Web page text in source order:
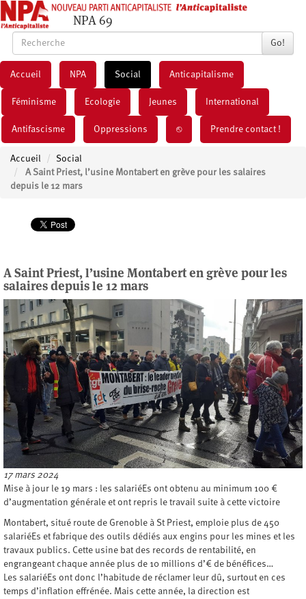
NPA 69
Go!
Accueil NPA Social Anticapitalisme
Féminisme Ecologie Jeunes International
Antifascisme Oppressions ⎋ Prendre contact !
Accueil
Social
A Saint Priest, l’usine Montabert en grève pour les salaires
depuis le 12 mars
A Saint Priest, l’usine Montabert en grève pour les
salaires depuis le 12 mars
17 mars 2024
Mise à jour le 19 mars : les salariéEs ont obtenu au minimum 100 €
d’augmentation générale et ont repris le travail suite à cette victoire
Montabert, situé route de Grenoble à St Priest, emploie plus de 450
salariéEs et fabrique des outils dédiés aux engins pour les mines et les
travaux publics. Cette usine bat des records de rentabilité, en
engrangeant chaque année plus de 10 millions d’€ de bénéfices…
Les salariéEs ont donc l’habitude de réclamer leur dû, surtout en ces
temps d’inflation effrénée. Mais cette année, la direction est